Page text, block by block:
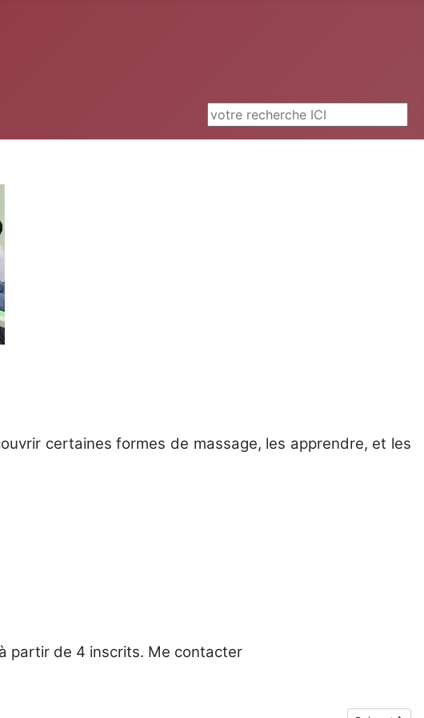
Rechercher
certaines formes de massage, les apprendre, et les
partir de 4 inscrits. Me contacter